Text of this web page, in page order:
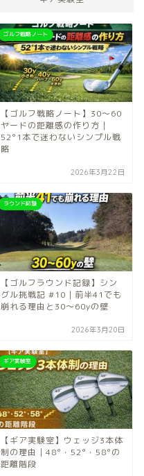
ゴルフ戦略ノート
【ゴルフ戦略ノート】30〜60
ヤードの距離感の作り方｜
52°1本で迷わないシンプル戦
略
2026年3月22日
ラウンド記録
【ゴルフラウンド記録】シン
グル挑戦記 #10｜前半41でも
崩れる理由と30〜60yの壁
2026年3月20日
ギア実験室
【ギア実験室】ウェッジ3本体
制の理由｜48°・52°・58°の
距離階段